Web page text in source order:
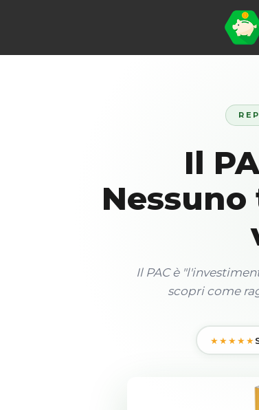
Il
Il PAC è
scopri come
★★★★★